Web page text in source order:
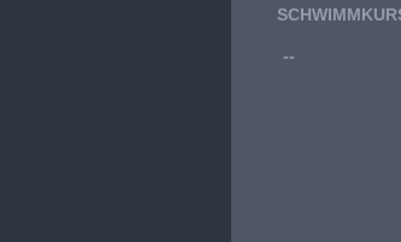
--